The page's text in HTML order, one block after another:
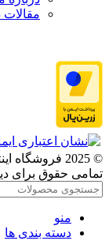
مقالات
© 2025
تمامی حقوق برای
منو
دسته بندی ها